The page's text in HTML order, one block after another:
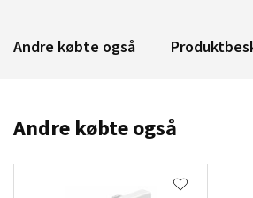
Andre købte også
Andre købte også